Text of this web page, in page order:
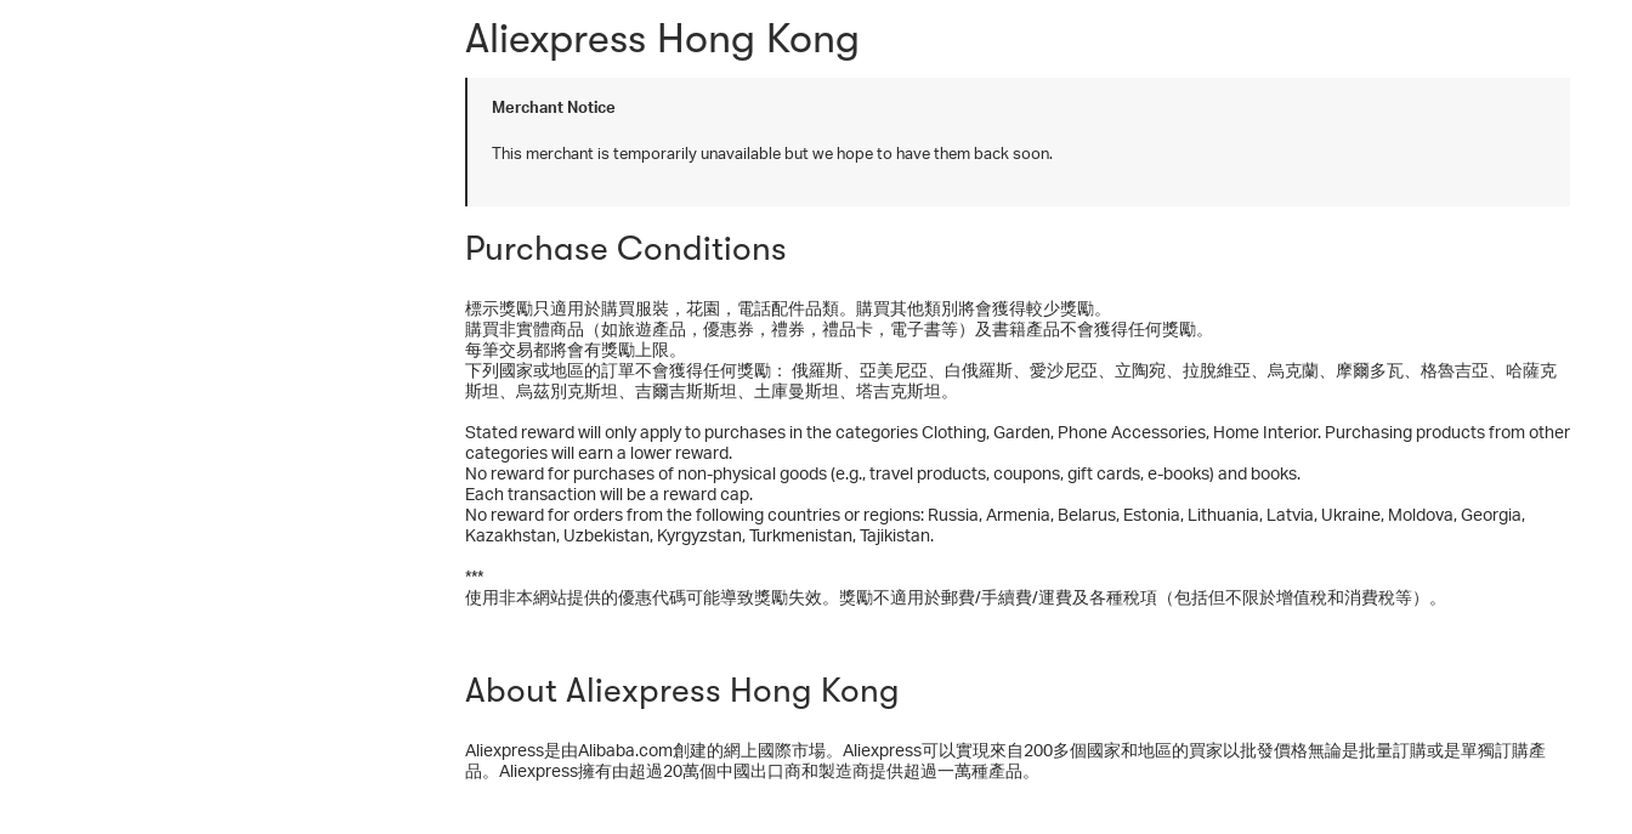
Aliexpress Hong Kong
Merchant Notice
This merchant is temporarily unavailable but we hope to have them back soon.
Purchase Conditions
標示獎勵只適用於購買服裝，花園，電話配件品類。購買其他類別將會獲得較少獎勵。
購買非實體商品（如旅遊產品，優惠券，禮券，禮品卡，電子書等）及書籍產品不會獲得任何獎勵。
每筆交易都將會有獎勵上限。
下列國家或地區的訂單不會獲得任何獎勵： 俄羅斯、亞美尼亞、白俄羅斯、愛沙尼亞、立陶宛、拉脫維亞、烏克蘭、摩爾多瓦、格魯吉亞、哈薩克
斯坦、烏茲別克斯坦、吉爾吉斯斯坦、土庫曼斯坦、塔吉克斯坦。
Stated reward will only apply to purchases in the categories Clothing, Garden, Phone Accessories, Home Interior. Purchasing products from other
categories will earn a lower reward.
No reward for purchases of non-physical goods (e.g., travel products, coupons, gift cards, e-books) and books.
Each transaction will be a reward cap.
No reward for orders from the following countries or regions: Russia, Armenia, Belarus, Estonia, Lithuania, Latvia, Ukraine, Moldova, Georgia,
Kazakhstan, Uzbekistan, Kyrgyzstan, Turkmenistan, Tajikistan.
***
使用非本網站提供的優惠代碼可能導致獎勵失效。獎勵不適用於郵費/手續費/運費及各種稅項（包括但不限於增值稅和消費稅等）。
About Aliexpress Hong Kong
Aliexpress是由Alibaba.com創建的網上國際市場。Aliexpress可以實現來自200多個國家和地區的買家以批發價格無論是批量訂購或是單獨訂購產
品。Aliexpress擁有由超過20萬個中國出口商和製造商提供超過一萬種產品。